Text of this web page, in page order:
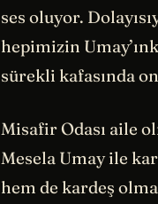
ses oluyor.
hepimizin
sürekli kafasında
Misafir Odası aile
Mesela Umay ile
hem de kardeş